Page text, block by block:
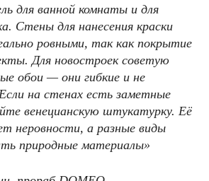
для ванной комнаты и для
Стены для нанесения краски
ровными, так как покрытие
Для новостроек советую
обои — они гибкие и не
на стенах есть заметные
венецианскую штукатурку. Её
неровности, а разные виды
природные материалы»